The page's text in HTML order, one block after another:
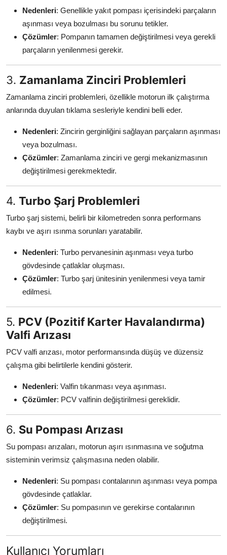
Nedenleri: Genellikle yakıt pompası içerisindeki parçaların
aşınması veya bozulması bu sorunu tetikler.
Çözümler: Pompanın tamamen değiştirilmesi veya gerekli
parçaların yenilenmesi gerekir.
3. Zamanlama Zinciri Problemleri
Zamanlama zinciri problemleri, özellikle motorun ilk çalıştırma
anlarında duyulan tıklama sesleriyle kendini belli eder.
Nedenleri: Zincirin gerginliğini sağlayan parçaların aşınması
veya bozulması.
Çözümler: Zamanlama zinciri ve gergi mekanizmasının
değiştirilmesi gerekmektedir.
4. Turbo Şarj Problemleri
Turbo şarj sistemi, belirli bir kilometreden sonra performans
kaybı ve aşırı ısınma sorunları yaratabilir.
Nedenleri: Turbo pervanesinin aşınması veya turbo
gövdesinde çatlaklar oluşması.
Çözümler: Turbo şarj ünitesinin yenilenmesi veya tamir
edilmesi.
5. PCV (Pozitif Karter Havalandırma)
Valfi Arızası
PCV valfi arızası, motor performansında düşüş ve düzensiz
çalışma gibi belirtilerle kendini gösterir.
Nedenleri: Valfin tıkanması veya aşınması.
Çözümler: PCV valfinin değiştirilmesi gereklidir.
6. Su Pompası Arızası
Su pompası arızaları, motorun aşırı ısınmasına ve soğutma
sisteminin verimsiz çalışmasına neden olabilir.
Nedenleri: Su pompası contalarının aşınması veya pompa
gövdesinde çatlaklar.
Çözümler: Su pompasının ve gerekirse contalarının
değiştirilmesi.
Kullanıcı Yorumları